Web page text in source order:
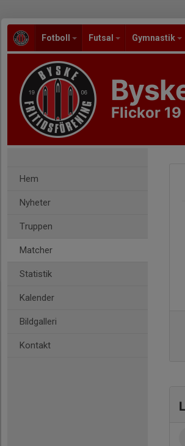
Fotboll Futsal Gymnastik
Flickor 19
Hem
Nyheter
Truppen
Matcher
Statistik
Kalender
Bildgalleri
Kontakt